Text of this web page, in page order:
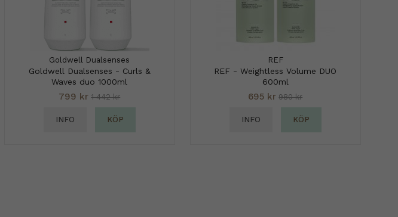
Goldwell Dualsenses
Goldwell Dualsenses - Curls &
Waves duo 1000ml
799 kr 1 442 kr
INFO KÖP
REF
REF - Weightless Volume DUO
600ml
695 kr 980 kr
INFO KÖP